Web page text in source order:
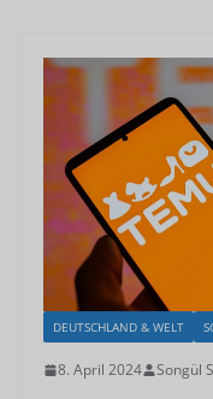
DEUTSCHLAND & WELT
8. April 2024 Songül